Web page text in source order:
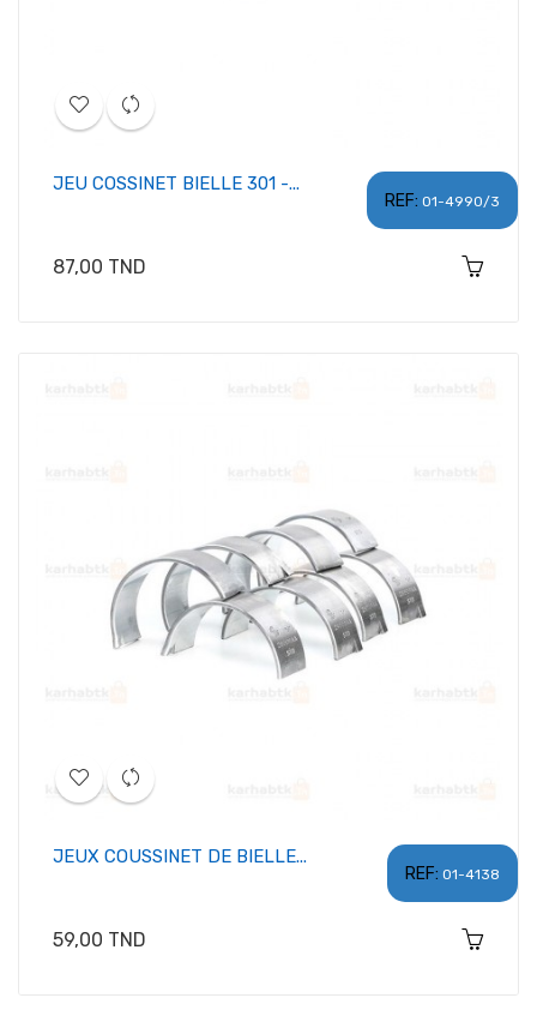
REF: 01-4990/3
JEU COSSINET BIELLE 301 -...
Prix
87,00 TND
REF: 01-4138
JEUX COUSSINET DE BIELLE...
Prix
59,00 TND